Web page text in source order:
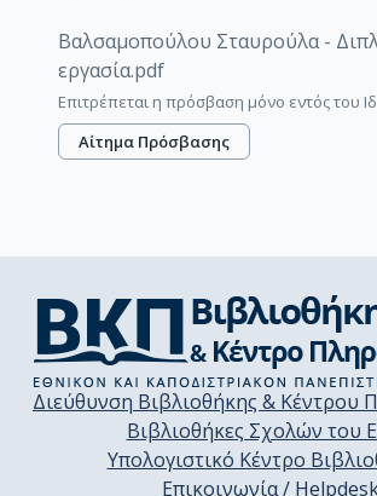
Βαλσαμοπούλου Σταυρούλα -
εργασία.pdf
Επιτρέπεται η πρόσβαση μόνο εντός του
Αίτημα Πρόσβασης
Διεύθυνση Βιβλιοθήκης & Κέντρου
Βιβλιοθήκες Σχολών του
Υπολογιστικό Κέντρο
Επικοινωνία /